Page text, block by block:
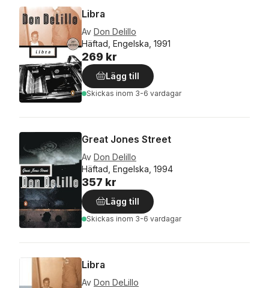
Libra
Av Don Delillo
Häftad, Engelska, 1991
269 kr
Lägg till
Skickas inom 3-6 vardagar
Great Jones Street
Av Don Delillo
Häftad, Engelska, 1994
357 kr
Lägg till
Skickas inom 3-6 vardagar
Libra
Av Don DeLillo